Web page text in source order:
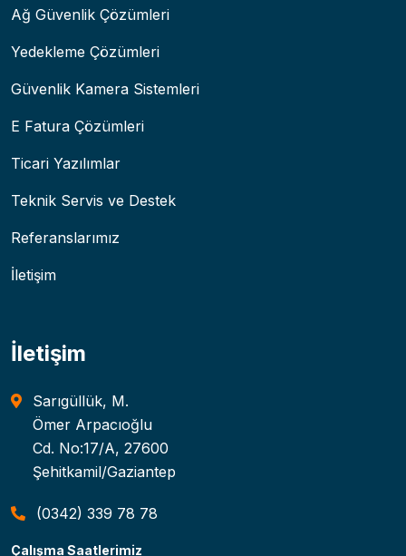
Ağ Güvenlik Çözümleri
Yedekleme Çözümleri
Güvenlik Kamera Sistemleri
E Fatura Çözümleri
Ticari Yazılımlar
Teknik Servis ve Destek
Referanslarımız
İletişim
İletişim
Sarıgüllük, M.
Ömer Arpacıoğlu
Cd. No:17/A, 27600
Şehitkamil/Gaziantep
(0342) 339 78 78
Çalışma Saatlerimiz